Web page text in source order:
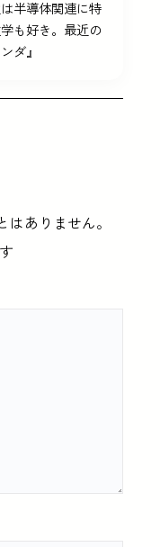
半導体関連に特
も好き。最近の
ダ』
ありません。